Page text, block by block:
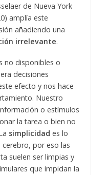
de Nueva York
amplía este
añadiendo una
irrelevante.
no disponibles o
decisiones
efecto y nos hace
Nuestro
o estímulos
la tarea o bien no
simplicidad es lo
por eso las
suelen ser limpias y
que impidan la